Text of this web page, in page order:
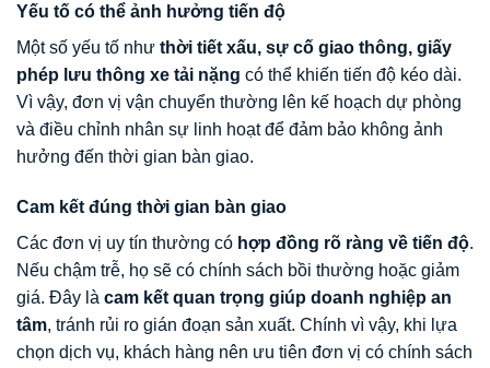
Yếu tố có thể ảnh hưởng tiến độ
Một số yếu tố như thời tiết xấu, sự cố giao thông, giấy
phép lưu thông xe tải nặng có thể khiến tiến độ kéo dài.
Vì vậy, đơn vị vận chuyển thường lên kế hoạch dự phòng
và điều chỉnh nhân sự linh hoạt để đảm bảo không ảnh
hưởng đến thời gian bàn giao.
Cam kết đúng thời gian bàn giao
Các đơn vị uy tín thường có hợp đồng rõ ràng về tiến độ.
Nếu chậm trễ, họ sẽ có chính sách bồi thường hoặc giảm
giá. Đây là cam kết quan trọng giúp doanh nghiệp an
tâm, tránh rủi ro gián đoạn sản xuất. Chính vì vậy, khi lựa
chọn dịch vụ, khách hàng nên ưu tiên đơn vị có chính sách